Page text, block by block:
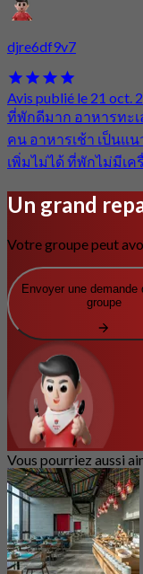
djre6df9v7
Avis publié le 21 oct.
ที่พักดีมาก อาหารทะ
คน อาหารเช้า เป็นแ
เพิ่มไม่ได้ ที่พักไม่มีเค
Un grand
Votre groupe peut
Envoyer une demande
groupe
Vous pourriez aussi